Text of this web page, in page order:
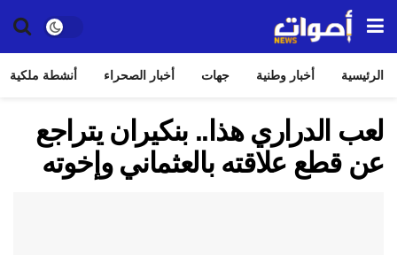
الرئيسية أخبار وطنية جهات أخبار الصحراء أنشطة ملكية
لعب الدراري هذا.. بنكيران يتراجع
عن قطع علاقته بالعثماني وإخوته